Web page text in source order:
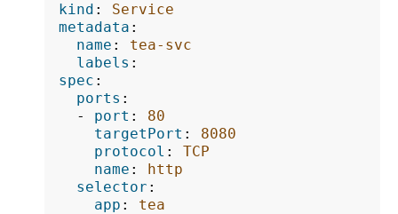
kind :
Service
metadata :
name :
tea-svc
labels :
spec :
ports :
-
port :
80
targetPort :
8080
protocol :
TCP
name :
http
selector :
app : tea